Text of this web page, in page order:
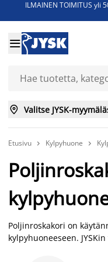
ILMAINEN TOIMITUS yli

 Valitse JYSK-
Etusivu  Kylpyhuone 
Poljinroskakori on
kylpyhuoneeseen.